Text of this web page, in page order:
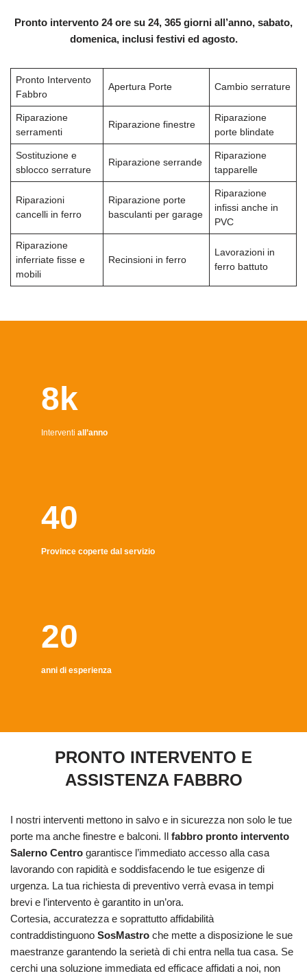
Pronto intervento 24 ore su 24, 365 giorni all’anno, sabato,
domenica, inclusi festivi ed agosto.
Pronto Intervento
Fabbro
Apertura Porte Cambio serrature
Riparazione
serramenti
Riparazione finestre
Riparazione
porte blindate
Sostituzione e
sblocco serrature
Riparazione serrande
Riparazione
tapparelle
Riparazioni
cancelli in ferro
Riparazione porte
basculanti per garage
Riparazione
infissi anche in
PVC
Riparazione
inferriate fisse e
mobili
Recinsioni in ferro
Lavorazioni in
ferro battuto
8k
Interventi all’anno
40
Province coperte dal servizio
20
anni di esperienza
PRONTO INTERVENTO E
ASSISTENZA FABBRO
I nostri interventi mettono in salvo e in sicurezza non solo le tue
porte ma anche finestre e balconi. Il fabbro pronto intervento
Salerno Centro garantisce l’immediato accesso alla casa
lavorando con rapidità e soddisfacendo le tue esigenze di
urgenza. La tua richiesta di preventivo verrà evasa in tempi
brevi e l’intervento è garantito in un’ora.
Cortesia, accuratezza e soprattutto affidabilità
contraddistinguono SosMastro che mette a disposizione le sue
maestranze garantendo la serietà di chi entra nella tua casa. Se
cerchi una soluzione immediata ed efficace affidati a noi, non